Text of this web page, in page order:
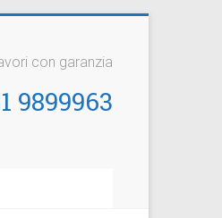
con garanzia
9899963